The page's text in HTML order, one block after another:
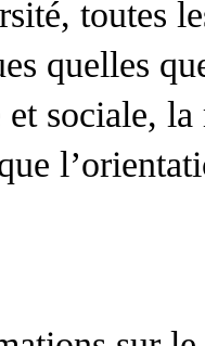
toutes
quelles
sociale,